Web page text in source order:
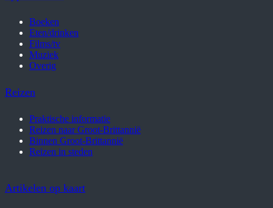
Boeken
Eten/drinken
Films/tv
Muziek
Overig
Reizen
Praktische informatie
Reizen naar Groot-Brittannië
Binnen Groot-Brittannië
Reizen in steden
Artikelen op kaart